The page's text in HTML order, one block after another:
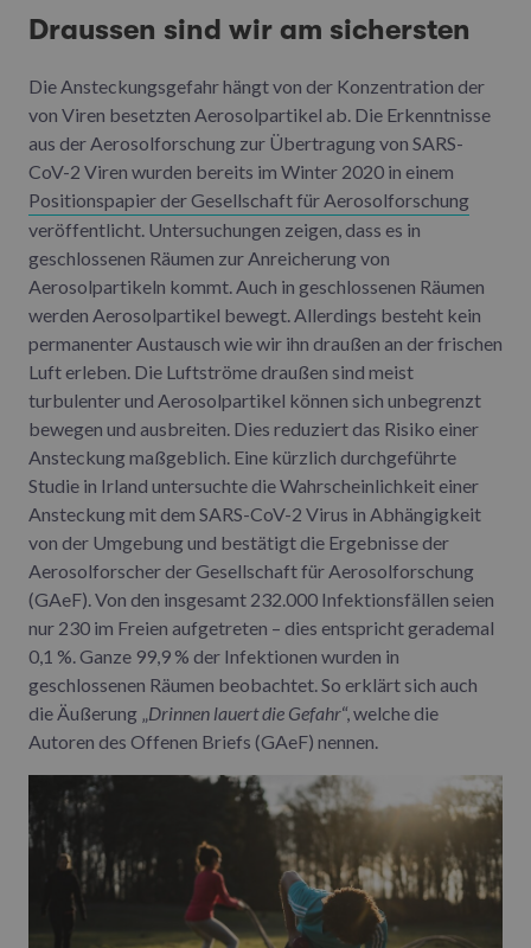
Draussen sind wir am sichersten
Die Ansteckungsgefahr hängt von der Konzentration der
von Viren besetzten Aerosolpartikel ab. Die Erkenntnisse
aus der Aerosolforschung zur Übertragung von SARS-
CoV-2 Viren wurden bereits im Winter 2020 in einem
Positionspapier der Gesellschaft für Aerosolforschung
veröffentlicht. Untersuchungen zeigen, dass es in
geschlossenen Räumen zur Anreicherung von
Aerosolpartikeln kommt. Auch in geschlossenen Räumen
werden Aerosolpartikel bewegt. Allerdings besteht kein
permanenter Austausch wie wir ihn draußen an der frischen
Luft erleben. Die Luftströme draußen sind meist
turbulenter und Aerosolpartikel können sich unbegrenzt
bewegen und ausbreiten. Dies reduziert das Risiko einer
Ansteckung maßgeblich. Eine kürzlich durchgeführte
Studie in Irland untersuchte die Wahrscheinlichkeit einer
Ansteckung mit dem SARS-CoV-2 Virus in Abhängigkeit
von der Umgebung und bestätigt die Ergebnisse der
Aerosolforscher der Gesellschaft für Aerosolforschung
(GAeF). Von den insgesamt 232.000 Infektionsfällen seien
nur 230 im Freien aufgetreten – dies entspricht gerademal
0,1 %. Ganze 99,9 % der Infektionen wurden in
geschlossenen Räumen beobachtet. So erklärt sich auch
die Äußerung „Drinnen lauert die Gefahr“, welche die
Autoren des Offenen Briefs (GAeF) nennen.